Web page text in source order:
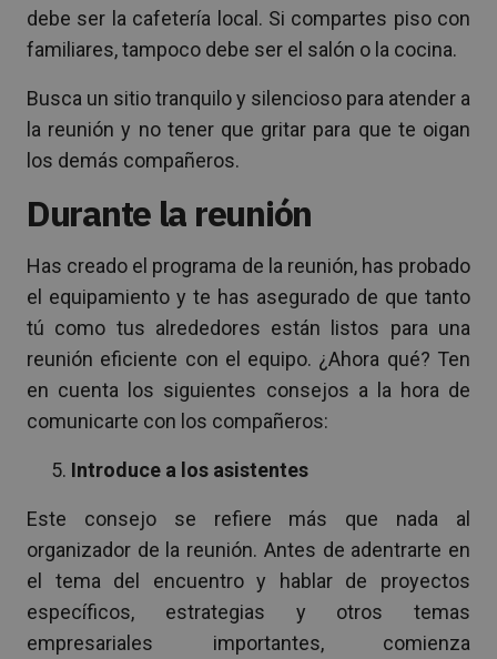
debe ser la cafetería local. Si compartes piso con
familiares, tampoco debe ser el salón o la cocina.
Busca un sitio tranquilo y silencioso para atender a
la reunión y no tener que gritar para que te oigan
los demás compañeros.
Durante la reunión
Has creado el programa de la reunión, has probado
el equipamiento y te has asegurado de que tanto
tú como tus alrededores están listos para una
reunión eficiente con el equipo. ¿Ahora qué? Ten
en cuenta los siguientes consejos a la hora de
comunicarte con los compañeros:
Introduce a los asistentes
Este consejo se refiere más que nada al
organizador de la reunión. Antes de adentrarte en
el tema del encuentro y hablar de proyectos
específicos, estrategias y otros temas
empresariales importantes, comienza